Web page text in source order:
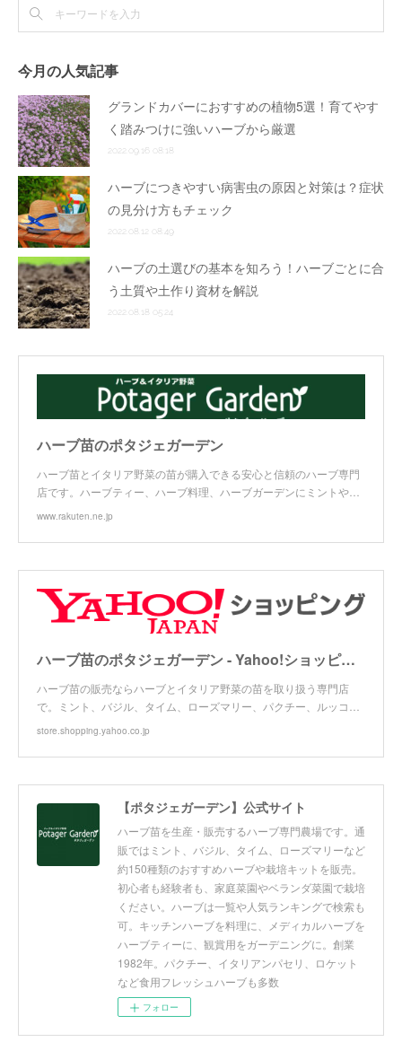
今月の人気記事
グランドカバーにおすすめの植物5選！育てやす
く踏みつけに強いハーブから厳選
2022.09.16 08:18
ハーブにつきやすい病害虫の原因と対策は？症状
の見分け方もチェック
2022.08.12 08:49
ハーブの土選びの基本を知ろう！ハーブごとに合
う土質や土作り資材を解説
2022.08.18 05:24
ハーブ苗のポタジェガーデン
ハーブ苗とイタリア野菜の苗が購入できる安心と信頼のハーブ専門
店です。ハーブティー、ハーブ料理、ハーブガーデンにミントや…
www.rakuten.ne.jp
ハーブ苗のポタジェガーデン - Yahoo!ショッピング
ハーブ苗の販売ならハーブとイタリア野菜の苗を取り扱う専門店
で。ミント、バジル、タイム、ローズマリー、パクチー、ルッコ…
store.shopping.yahoo.co.jp
【ポタジェガーデン】公式サイト
ハーブ苗を生産・販売するハーブ専門農場です。通
販ではミント、バジル、タイム、ローズマリーなど
約150種類のおすすめハーブや栽培キットを販売。
初心者も経験者も、家庭菜園やベランダ菜園で栽培
ください。ハーブは一覧や人気ランキングで検索も
可。キッチンハーブを料理に、メディカルハーブを
ハーブティーに、観賞用をガーデニングに。創業
1982年。パクチー、イタリアンパセリ、ロケット
など食用フレッシュハーブも多数
フォロー